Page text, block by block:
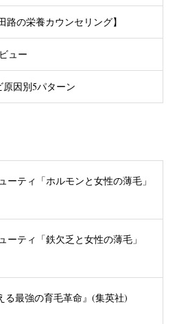
路の栄養カウンセリング】
ュー
因別5パターン
ティ「ホルモンと女性の薄毛」
ティ「鉄欠乏と女性の薄毛」
る最強の育毛革命』(集英社)